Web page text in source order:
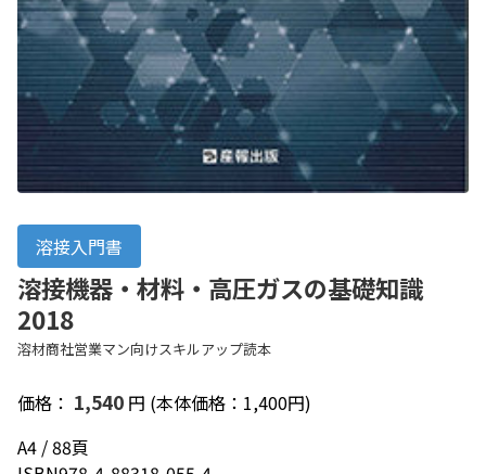
溶接入門書
溶接機器・材料・高圧ガスの基礎知識
2018
溶材商社営業マン向けスキルアップ読本
価格： 1,540 円 (本体価格：1,400円)
A4 / 88頁